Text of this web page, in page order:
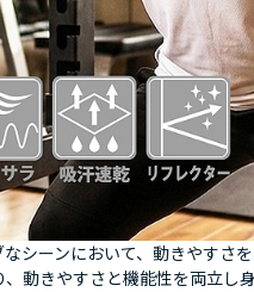
シーンにおいて、動きやすさ
、動きやすさと機能性を両立し